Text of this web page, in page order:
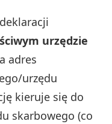
urzędzie
adres
urzędu
kieruje się do
skarbowego (co